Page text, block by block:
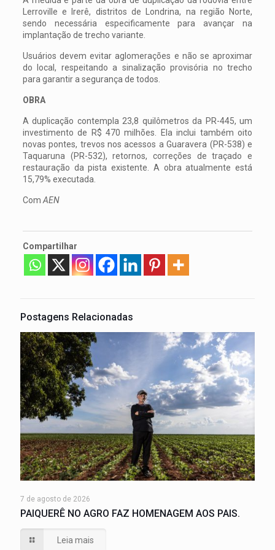
Lerroville e Irerê, distritos de Londrina, na região Norte,
sendo necessária especificamente para avançar na
implantação de trecho variante.
Usuários devem evitar aglomerações e não se aproximar
do local, respeitando a sinalização provisória no trecho
para garantir a segurança de todos.
OBRA
A duplicação contempla 23,8 quilômetros da PR-445, um
investimento de R$ 470 milhões. Ela inclui também oito
novas pontes, trevos nos acessos a Guaravera (PR-538) e
Taquaruna (PR-532), retornos, correções de traçado e
restauração da pista existente. A obra atualmente está
15,79% executada.
Com AEN
Compartilhar
Postagens Relacionadas
7 de agosto de 2026
PAIQUERÊ NO AGRO FAZ HOMENAGEM AOS PAIS.
Leia mais